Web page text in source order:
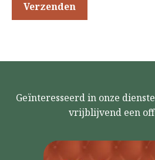
Geïnteresseerd in onze
vrijblijvend een